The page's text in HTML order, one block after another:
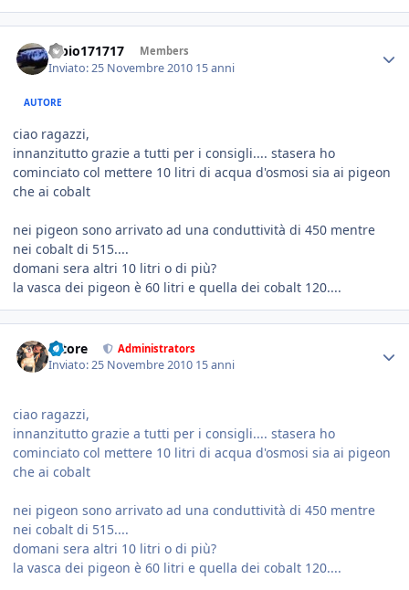
fabio171717 Members
Inviato:25 Novembre 2010 15 anni
AUTORE
ciao ragazzi,
innanzitutto grazie a tutti per i consigli.... stasera ho
cominciato col mettere 10 litri di acqua d'osmosi sia ai pigeon
che ai cobalt
nei pigeon sono arrivato ad una conduttività di 450 mentre
nei cobalt di 515....
domani sera altri 10 litri o di più?
la vasca dei pigeon è 60 litri e quella dei cobalt 120....
tatore Administrators
Inviato:25 Novembre 2010 15 anni
ciao ragazzi,
innanzitutto grazie a tutti per i consigli.... stasera ho
cominciato col mettere 10 litri di acqua d'osmosi sia ai pigeon
che ai cobalt
nei pigeon sono arrivato ad una conduttività di 450 mentre
nei cobalt di 515....
domani sera altri 10 litri o di più?
la vasca dei pigeon è 60 litri e quella dei cobalt 120....